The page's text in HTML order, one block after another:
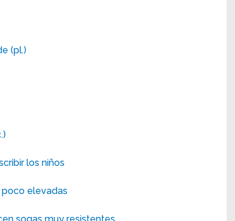
(pl.)
los niños
elevadas